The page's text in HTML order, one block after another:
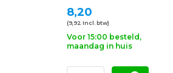
8,20
(9,92 Incl. btw)
Voor 15:00 besteld,
maandag in huis